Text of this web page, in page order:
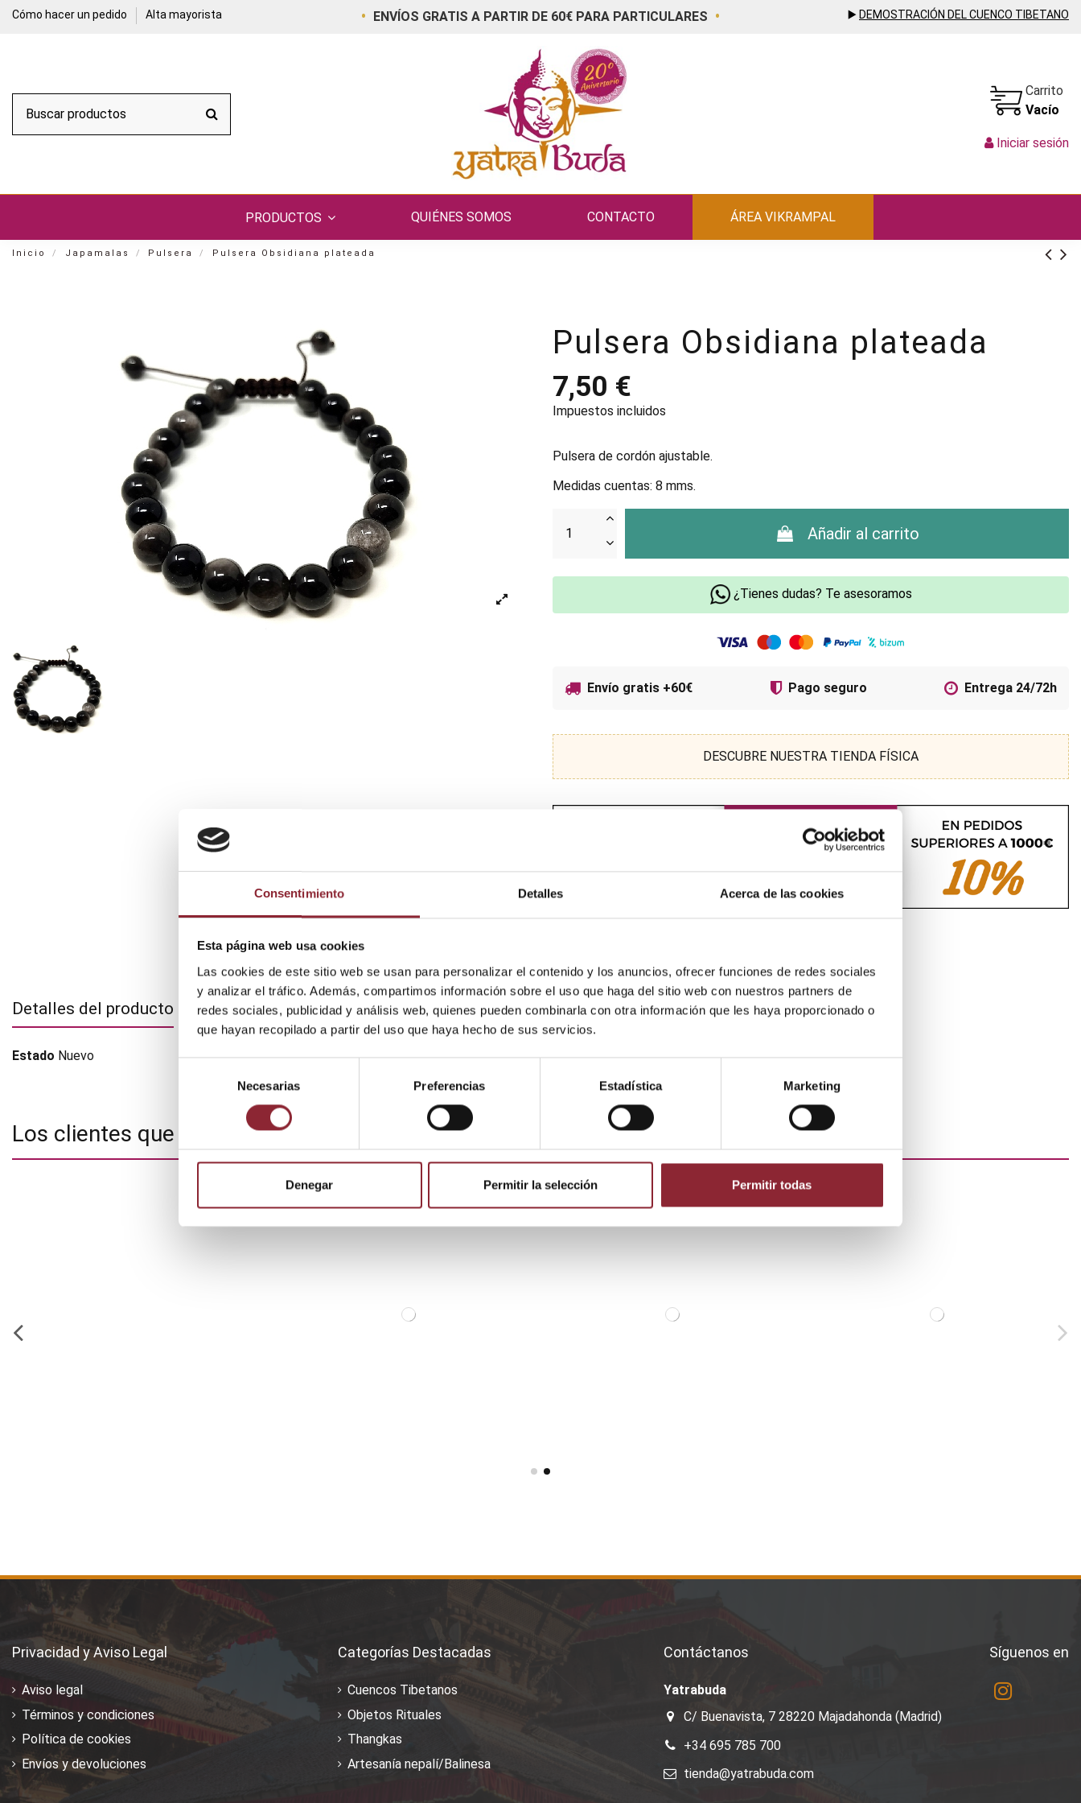
Consentimiento Detalles Acerca de las cookies
Esta página web usa cookies
Las cookies de este sitio web se usan para personalizar el contenido y los anuncios, ofrecer funciones de redes sociales
y analizar el tráfico. Además, compartimos información sobre el uso que haga del sitio web con nuestros partners de
redes sociales, publicidad y análisis web, quienes pueden combinarla con otra información que les haya proporcionado o
que hayan recopilado a partir del uso que haya hecho de sus servicios.
consentimiento
Necesarias Preferencias Estadística Marketing
Denegar Permitir la selección Permitir todas
Cómo hacer un pedido Alta mayorista • ENVÍOS GRATIS A PARTIR DE 60€ PARA PARTICULARES • ▶️ DEMOSTRACIÓN DEL CUENCO TIBETANO
Carrito
Vacío
Iniciar sesión
PRODUCTOS QUIÉNES SOMOS CONTACTO ÁREA VIKRAMPAL
Inicio Japamalas Pulsera Pulsera Obsidiana plateada
Pulsera Obsidiana plateada
7,50 €
Impuestos incluidos
Pulsera de cordón ajustable.
Medidas cuentas: 8 mms.
Añadir al carrito
¿Tienes dudas? Te asesoramos
Envío gratis +60€ Pago seguro Entrega 24/72h
DESCUBRE NUESTRA TIENDA FÍSICA
Detalles del producto
Estado Nuevo
Los clientes que adquirieron este producto también compraron:
Privacidad y Aviso Legal
Aviso legal
Términos y condiciones
Política de cookies
Envíos y devoluciones
Categorías Destacadas
Cuencos Tibetanos
Objetos Rituales
Thangkas
Artesanía nepalí/Balinesa
Contáctanos
Yatrabuda
C/ Buenavista, 7 28220 Majadahonda (Madrid)
+34 695 785 700
tienda@yatrabuda.com
Síguenos en